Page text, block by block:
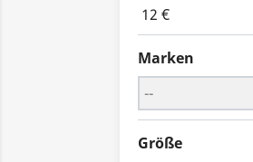
12 €
Marken
Größe